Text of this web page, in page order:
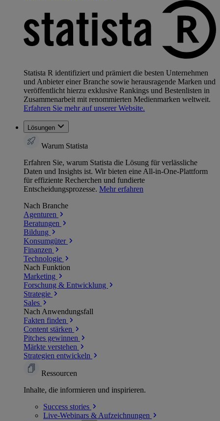
Statista R identifiziert und prämiert die besten Unternehmen
und Anbieter einer Branche sowie herausragende Marken und
veröffentlicht hierzu exklusive Rankings und Bestenlisten in
Zusammenarbeit mit renommierten Medienmarken weltweit.
Erfahren Sie mehr auf unserer Website.
Lösungen
Warum Statista
Erfahren Sie, warum Statista die Lösung für verlässliche
Daten und Insights ist. Wir bieten eine All-in-One-Plattform
für effiziente Recherchen und fundierte
Entscheidungsprozesse. Mehr erfahren
Nach Branche
Agenturen
Beratungen
Bildung
Konsumgüter
Finanzen
Technologie
Nach Funktion
Marketing
Forschung & Entwicklung
Strategie
Sales
Nach Anwendungsfall
Fakten finden
Content stärken
Pitches gewinnen
Märkte verstehen
Strategien entwickeln
Ressourcen
Inhalte, die informieren und inspirieren.
Success stories
Live-Webinars & Aufzeichnungen